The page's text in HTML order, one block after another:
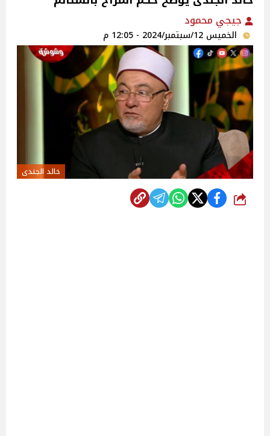
جيجي محمود
الخميس 12/سبتمبر/2024 - 12:05 م
خالد الجندى
شارك